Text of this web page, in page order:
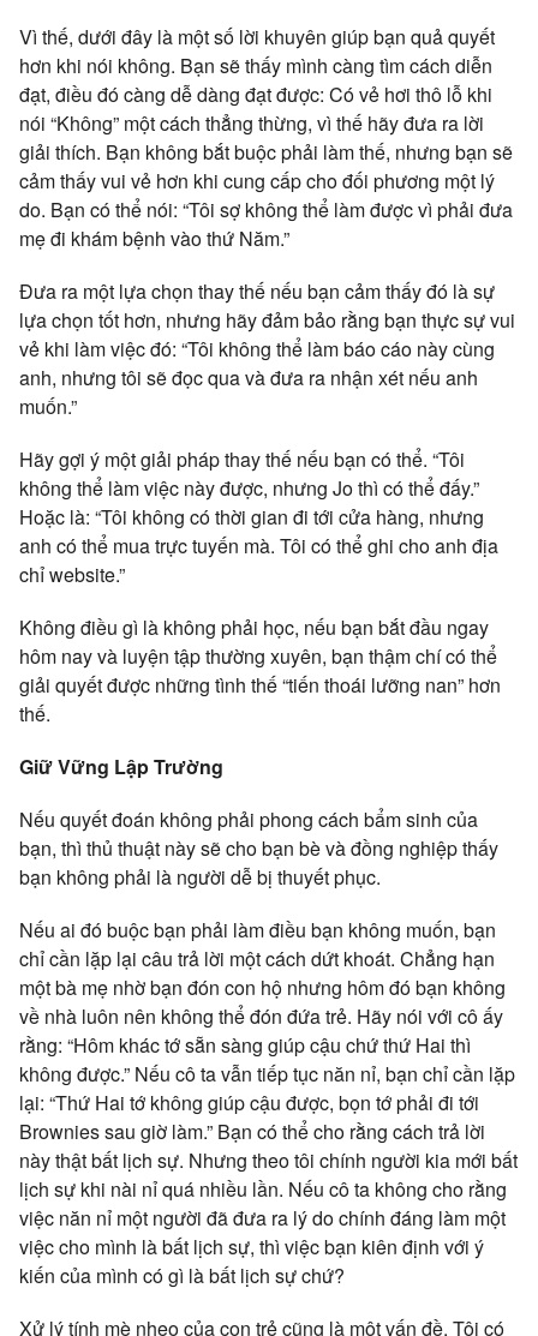
Vì thế, dưới đây là một số lời khuyên giúp bạn quả quyết
hơn khi nói không. Bạn sẽ thấy mình càng tìm cách diễn
đạt, điều đó càng dễ dàng đạt được: Có vẻ hơi thô lỗ khi
nói “Không” một cách thẳng thừng, vì thế hãy đưa ra lời
giải thích. Bạn không bắt buộc phải làm thế, nhưng bạn sẽ
cảm thấy vui vẻ hơn khi cung cấp cho đối phương một lý
do. Bạn có thể nói: “Tôi sợ không thể làm được vì phải đưa
mẹ đi khám bệnh vào thứ Năm.”
Đưa ra một lựa chọn thay thế nếu bạn cảm thấy đó là sự
lựa chọn tốt hơn, nhưng hãy đảm bảo rằng bạn thực sự vui
vẻ khi làm việc đó: “Tôi không thể làm báo cáo này cùng
anh, nhưng tôi sẽ đọc qua và đưa ra nhận xét nếu anh
muốn.”
Hãy gợi ý một giải pháp thay thế nếu bạn có thể. “Tôi
không thể làm việc này được, nhưng Jo thì có thể đấy.”
Hoặc là: “Tôi không có thời gian đi tới cửa hàng, nhưng
anh có thể mua trực tuyến mà. Tôi có thể ghi cho anh địa
chỉ website.”
Không điều gì là không phải học, nếu bạn bắt đầu ngay
hôm nay và luyện tập thường xuyên, bạn thậm chí có thể
giải quyết được những tình thế “tiến thoái lưỡng nan” hơn
thế.
Giữ Vững Lập Trường
Nếu quyết đoán không phải phong cách bẩm sinh của
bạn, thì thủ thuật này sẽ cho bạn bè và đồng nghiệp thấy
bạn không phải là người dễ bị thuyết phục.
Nếu ai đó buộc bạn phải làm điều bạn không muốn, bạn
chỉ cần lặp lại câu trả lời một cách dứt khoát. Chẳng hạn
một bà mẹ nhờ bạn đón con hộ nhưng hôm đó bạn không
về nhà luôn nên không thể đón đứa trẻ. Hãy nói với cô ấy
rằng: “Hôm khác tớ sẵn sàng giúp cậu chứ thứ Hai thì
không được.” Nếu cô ta vẫn tiếp tục năn nỉ, bạn chỉ cần lặp
lại: “Thứ Hai tớ không giúp cậu được, bọn tớ phải đi tới
Brownies sau giờ làm.” Bạn có thể cho rằng cách trả lời
này thật bất lịch sự. Nhưng theo tôi chính người kia mới bất
lịch sự khi nài nỉ quá nhiều lần. Nếu cô ta không cho rằng
việc năn nỉ một người đã đưa ra lý do chính đáng làm một
việc cho mình là bất lịch sự, thì việc bạn kiên định với ý
kiến của mình có gì là bất lịch sự chứ?
Xử lý tính mè nheo của con trẻ cũng là một vấn đề. Tôi có